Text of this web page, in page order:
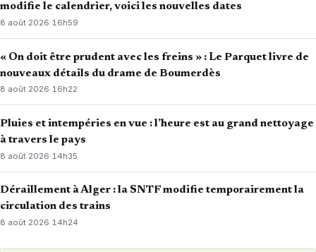
modifie le calendrier, voici les nouvelles dates
8 août 2026·16h59
« On doit être prudent avec les freins » : Le Parquet livre de
nouveaux détails du drame de Boumerdès
8 août 2026·16h22
Pluies et intempéries en vue : l’heure est au grand nettoyage
à travers le pays
8 août 2026·14h35
Déraillement à Alger : la SNTF modifie temporairement la
circulation des trains
8 août 2026·14h24